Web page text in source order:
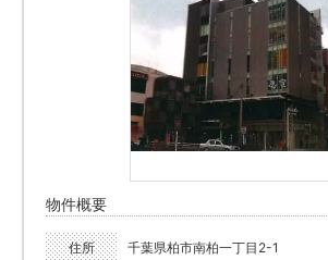
物件概要
住所 千葉県柏市南柏一丁目2-1